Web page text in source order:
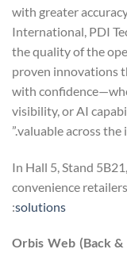
with greater
International, PDI
the quality of the
proven innovations
with
visibility, or AI
valuable across the
In Hall 5, Stand
convenience
solutions
:
Orbis Web (Back